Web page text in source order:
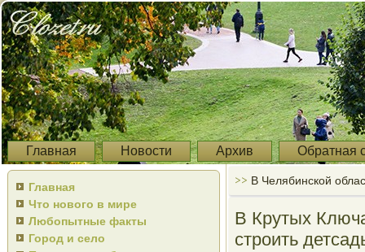
Главная Новости Архив Обратная
Главная
Что нового в мире
Любопытные факты
Город и село
>> В Челябинской
В Крутых
строить